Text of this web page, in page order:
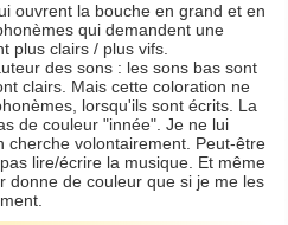
ouvrent la bouche en grand et en
qui demandent une
plus clairs / plus vifs.
des sons : les sons bas sont
clairs. Mais cette coloration ne
lorsqu'ils sont écrits. La
de couleur "innée". Je ne lui
cherche volontairement. Peut-être
lire/écrire la musique. Et même
donne de couleur que si je me les